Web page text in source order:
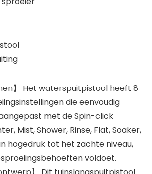
】 Het waterspuitpistool heeft 8
die eenvoudig
met de Spin-click
Mist, Shower, Rinse, Flat, Soaker,
hogedruk tot het zachte niveau,
voldoet.